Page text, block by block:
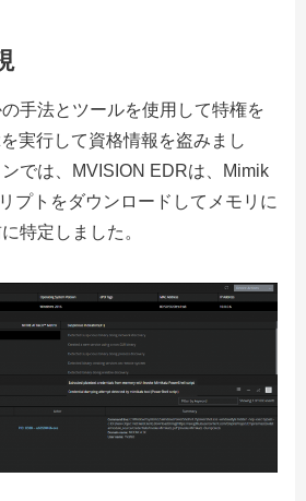
手法とツールを使用して特権を
実行して資格情報を盗みまし
では、MVISION EDRは、Mimik
プトをダウンロードしてメモリに
特定しました。